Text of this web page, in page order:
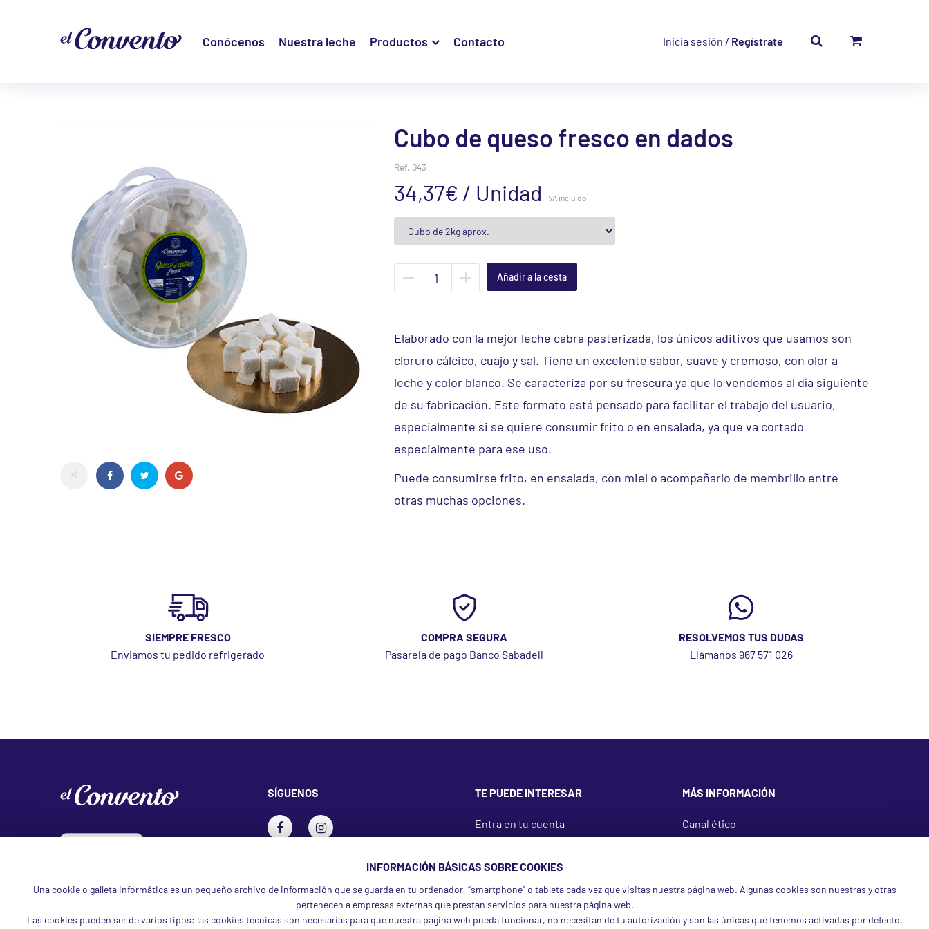
Conócenos Nuestra leche Productos Contacto Inicia sesión / Regístrate
Cubo de queso fresco en dados
Ref. 043
34,37€ / Unidad IVA incluido
Elaborado con la mejor leche cabra pasterizada, los únicos aditivos que usamos son
cloruro cálcico, cuajo y sal. Tiene un excelente sabor, suave y cremoso, con olor a
leche y color blanco. Se caracteriza por su frescura ya que lo vendemos al día siguiente
de su fabricación. Este formato está pensado para facilitar el trabajo del usuario,
especialmente si se quiere consumir frito o en ensalada, ya que va cortado
especialmente para ese uso.
Puede consumirse frito, en ensalada, con miel o acompañarlo de membrillo entre
otras muchas opciones.
SIEMPRE FRESCO
Enviamos tu pedido refrigerado
COMPRA SEGURA
Pasarela de pago Banco Sabadell
RESOLVEMOS TUS DUDAS
Llámanos 967 571 026
SÍGUENOS TE PUEDE INTERESAR
Entra en tu cuenta
Ver pedidos
MÁS INFORMACIÓN
Canal ético
Condiciones de venta
Política de cookies
INFORMACIÓN BÁSICAS SOBRE COOKIES
Una cookie o galleta informática es un pequeño archivo de información que se guarda en tu ordenador, “smartphone” o tableta cada vez que visitas nuestra página web. Algunas cookies son nuestras y otras
pertenecen a empresas externas que prestan servicios para nuestra página web.
Las cookies pueden ser de varios tipos: las cookies técnicas son necesarias para que nuestra página web pueda funcionar, no necesitan de tu autorización y son las únicas que tenemos activadas por defecto.